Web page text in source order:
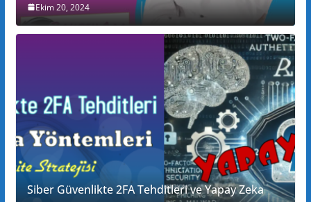
Ekim 20, 2024
Siber Güvenlikte 2FA Tehditleri ve Yapay Zeka